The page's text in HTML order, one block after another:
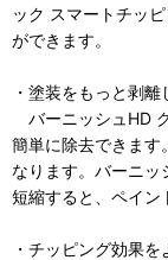
ック スマートチッ
ができます。
・塗装をもっと剥離
バーニッシュHD
簡単に除去できます
なります。バーニッ
短縮すると、ペイン
・チッピング効果